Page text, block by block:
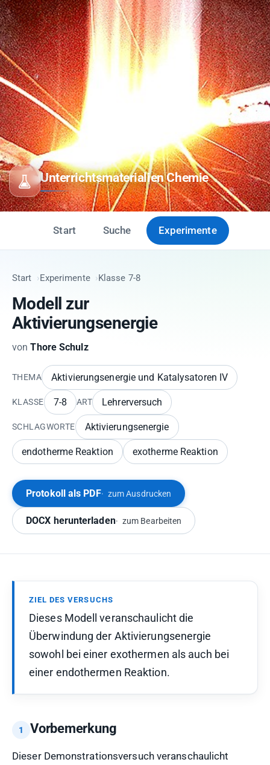
Unterrichtsmaterialien Chemie
Start Suche Experimente
Start Experimente Klasse 7-8
Modell zur
Aktivierungsenergie
vonThore Schulz
THEMA Aktivierungsenergie und Katalysatoren IV
KLASSE 7-8 ART Lehrerversuch
SCHLAGWORTE Aktivierungsenergie
endotherme Reaktion exotherme Reaktion
Protokoll als PDF zum Ausdrucken
DOCX herunterladen zum Bearbeiten
ZIEL DES VERSUCHS
Dieses Modell veranschaulicht die
Überwindung der Aktivierungsenergie
sowohl bei einer exothermen als auch bei
einer endothermen Reaktion.
Vorbemerkung
Dieser Demonstrationsversuch veranschaulicht